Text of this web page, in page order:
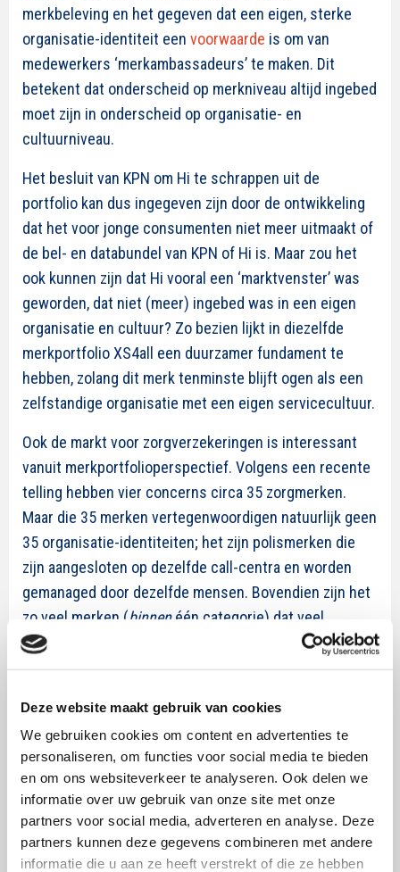
Deze website maakt gebruik van cookies
We gebruiken cookies om content en advertenties te
personaliseren, om functies voor social media te bieden
en om ons websiteverkeer te analyseren. Ook delen we
informatie over uw gebruik van onze site met onze
partners voor social media, adverteren en analyse. Deze
partners kunnen deze gegevens combineren met andere
informatie die u aan ze heeft verstrekt of die ze hebben
merkbeleving en het gegeven dat een eigen, sterke
organisatie-identiteit een voorwaarde is om van
medewerkers ‘merkambassadeurs’ te maken. Dit
betekent dat onderscheid op merkniveau altijd ingebed
moet zijn in onderscheid op organisatie- en
cultuurniveau.
Het besluit van KPN om Hi te schrappen uit de
portfolio kan dus ingegeven zijn door de ontwikkeling
dat het voor jonge consumenten niet meer uitmaakt of
de bel- en databundel van KPN of Hi is. Maar zou het
ook kunnen zijn dat Hi vooral een ‘marktvenster’ was
geworden, dat niet (meer) ingebed was in een eigen
organisatie en cultuur? Zo bezien lijkt in diezelfde
merkportfolio XS4all een duurzamer fundament te
hebben, zolang dit merk tenminste blijft ogen als een
zelfstandige organisatie met een eigen servicecultuur.
Ook de markt voor zorgverzekeringen is interessant
vanuit merkportfolioperspectief. Volgens een recente
telling hebben vier concerns circa 35 zorgmerken.
Maar die 35 merken vertegenwoordigen natuurlijk geen
35 organisatie-identiteiten; het zijn polismerken die
zijn aangesloten op dezelfde call-centra en worden
gemanaged door dezelfde mensen. Bovendien zijn het
zo veel merken (binnenéén categorie) dat veel
consumenten door de bomen het bos niet meer zien.
Kannibalisatie én een verlammende werking op het
voorspelling is dat menig zorgmerk de komende jaren
zal sneuvelen.
Kortom, we zien veel organisaties snijden in hun
merkportfolio en dat kan verstandig zijn, vooral als
merken weinig meer zijn dan een label in de markt.
Maar een merkportfolio is ook een krachtige uiting van